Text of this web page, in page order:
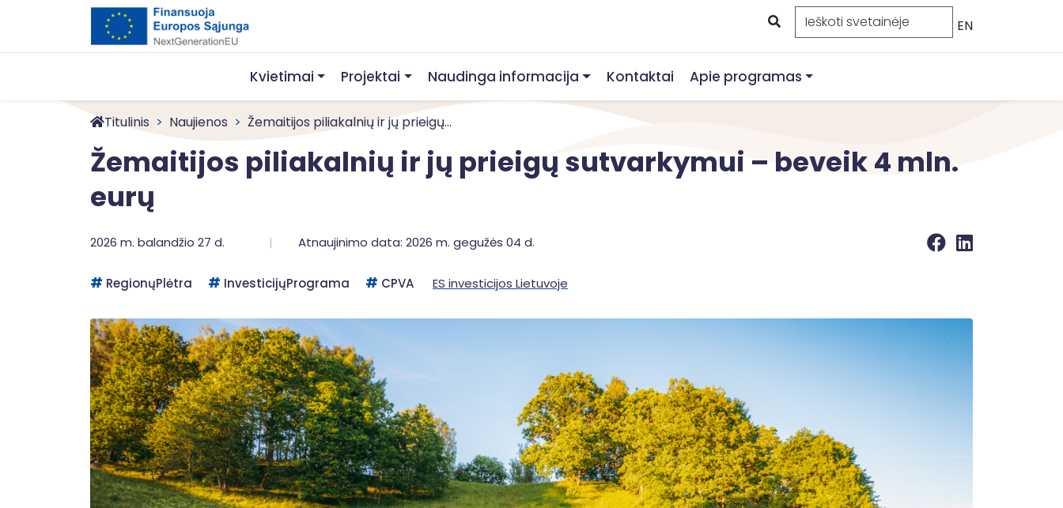
EN
Kvietimai Projektai Naudinga informacija Kontaktai Apie programas
Titulinis Naujienos Žemaitijos piliakalnių ir jų prieigų...
Žemaitijos piliakalnių ir jų prieigų sutvarkymui – beveik 4 mln.
eurų
2026 m. balandžio 27 d. Atnaujinimo data: 2026 m. gegužės 04 d.
RegionųPlėtra InvesticijųPrograma CPVA ES investicijos Lietuvoje